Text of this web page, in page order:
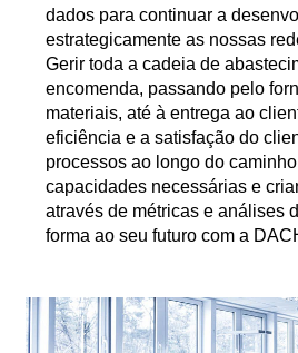
dados para continuar a
estrategicamente as nossas
Gerir toda a cadeia de
encomenda, passando pelo
materiais, até à entrega ao
eficiência e a satisfação do
processos ao longo do
capacidades necessárias e
através de métricas e análises
forma ao seu futuro com a